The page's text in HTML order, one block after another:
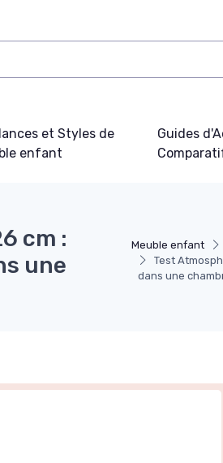
et Styles de
enfant
Guides
Meuble enfant
Test
dans une
cm :
une